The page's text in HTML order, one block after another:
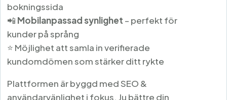
bokningssida
📲 Mobilanpassad synlighet – perfekt för
kunder på språng
⭐ Möjlighet att samla in verifierade
kundomdömen som stärker ditt rykte
Plattformen är byggd med SEO &
användarvänlighet i fokus. Ju bättre din